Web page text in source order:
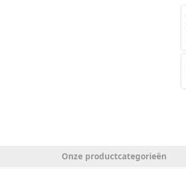
Onze productcategorieën